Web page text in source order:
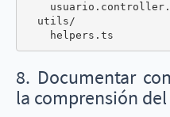
  utils/
8. Documentar
la comprensión